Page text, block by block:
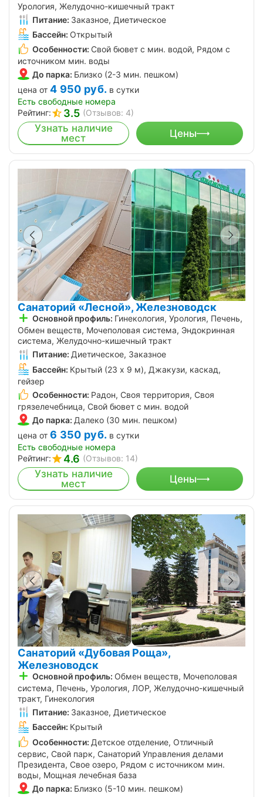
Урология, Желудочно-кишечный тракт
Питание: Заказное, Диетическое
Бассейн: Открытый
Особенности: Свой бювет с мин. водой, Рядом с
источником мин. воды
До парка: Близко (2-3 мин. пешком)
цена от 4 950 руб. в сутки
Есть свободные номера
Рейтинг:
3.5 (Отзывов: 4)
Узнать наличие
мест
Цены
Санаторий «Лесной», Железноводск
Основной профиль: Гинекология, Урология, Печень,
Обмен веществ, Мочеполовая система, Эндокринная
система, Желудочно-кишечный тракт
Питание: Диетическое, Заказное
Бассейн: Крытый (23 х 9 м), Джакузи, каскад,
гейзер
Особенности: Радон, Своя территория, Своя
грязелечебница, Свой бювет с мин. водой
До парка: Далеко (30 мин. пешком)
цена от 6 350 руб. в сутки
Есть свободные номера
Рейтинг:
4.6 (Отзывов: 14)
Узнать наличие
мест
Цены
Санаторий «Дубовая Роща»,
Железноводск
Основной профиль: Обмен веществ, Мочеполовая
система, Печень, Урология, ЛОР, Желудочно-кишечный
тракт, Гинекология
Питание: Заказное, Диетическое
Бассейн: Крытый
Особенности: Детское отделение, Отличный
сервис, Свой парк, Санаторий Управления делами
Президента, Свое озеро, Рядом с источником мин.
воды, Мощная лечебная база
До парка: Близко (5-10 мин. пешком)